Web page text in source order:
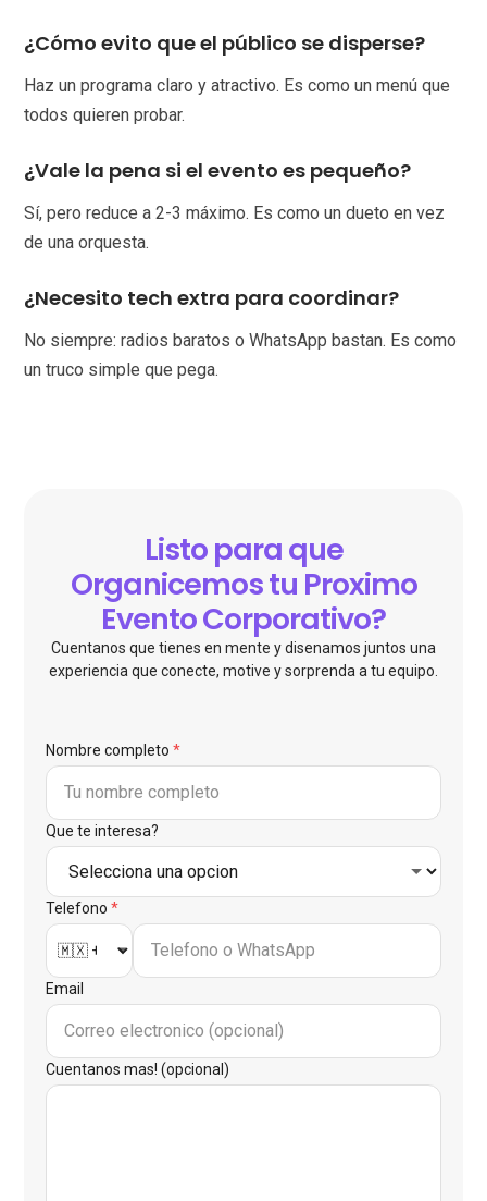
¿Cómo evito que el público se disperse?
Haz un programa claro y atractivo. Es como un menú que
todos quieren probar.
¿Vale la pena si el evento es pequeño?
Sí, pero reduce a 2-3 máximo. Es como un dueto en vez
de una orquesta.
¿Necesito tech extra para coordinar?
No siempre: radios baratos o WhatsApp bastan. Es como
un truco simple que pega.
Listo para que
Organicemos tu Proximo
Evento Corporativo?
Cuentanos que tienes en mente y disenamos juntos una
experiencia que conecte, motive y sorprenda a tu equipo.
Nombre completo *
Que te interesa?
Telefono *
Email
Cuentanos mas! (opcional)